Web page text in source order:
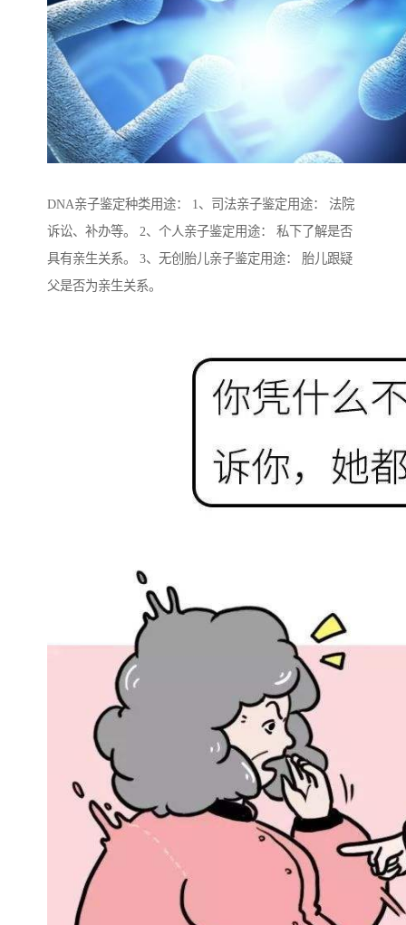
DNA亲子鉴定种类用途： 1、司法亲子鉴定用途： 法院
诉讼、补办等。 2、个人亲子鉴定用途： 私下了解是否
具有亲生关系。 3、无创胎儿亲子鉴定用途： 胎儿跟疑
父是否为亲生关系。